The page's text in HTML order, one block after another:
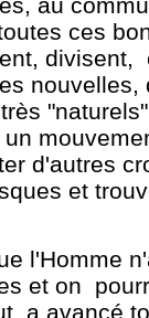
au
ces
divisent,
d'autres
et
l'Homme
et on
a avancé